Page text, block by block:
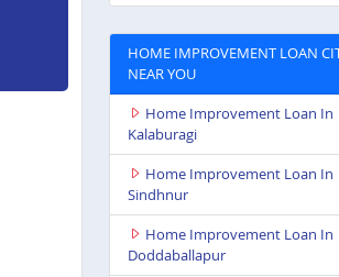
HOME IMPROVEMENT LOAN
NEAR YOU
Home Improvement Loan In
Kalaburagi
Home Improvement Loan In
Sindhnur
Home Improvement Loan In
Doddaballapur